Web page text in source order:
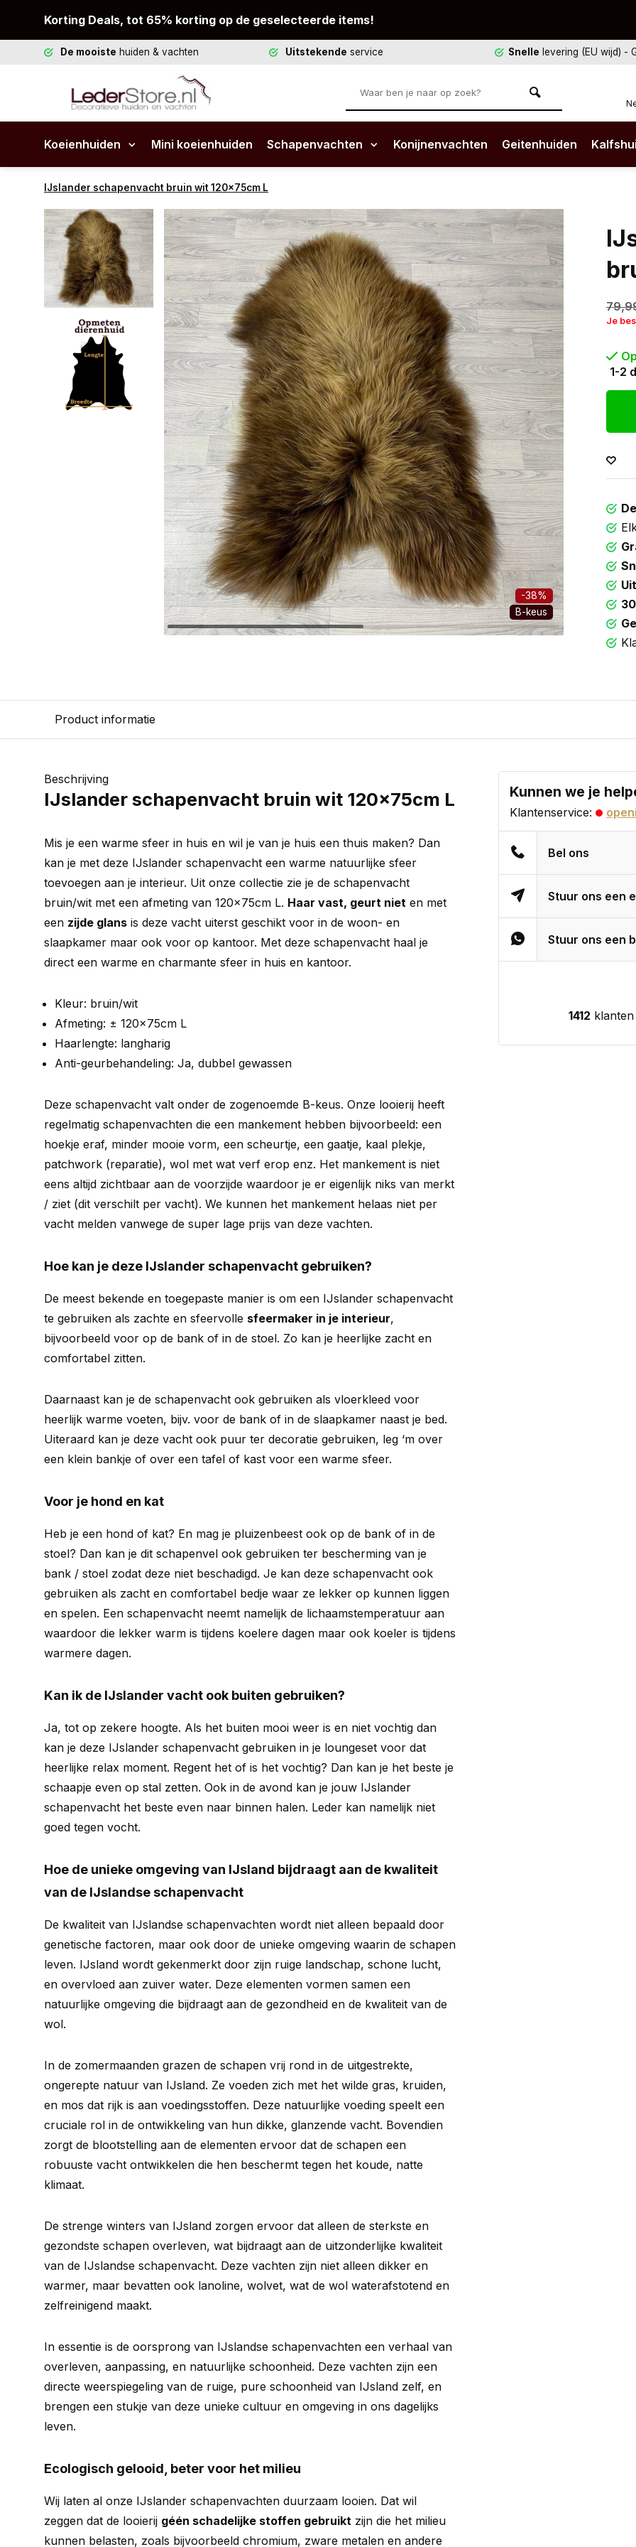
Korting Deals, tot 65% korting op de geselecteerde items!
De mooiste huiden & vachten Uitstekende service Snelle levering (EU wijd) -
Koeienhuiden Mini koeienhuiden Schapenvachten Konijnenvachten Geitenhuiden
IJslander schapenvacht bruin wit 120x75cm L
-38%
B-keus
Je
1-2
Product informatie
Beschrijving
IJslander schapenvacht bruin wit 120x75cm L
Mis je een warme sfeer in huis en wil je van je huis een thuis maken? Dan
kan je met deze IJslander schapenvacht een warme natuurlijke sfeer
toevoegen aan je interieur. Uit onze collectie zie je de schapenvacht
bruin/wit met een afmeting van 120x75cm L. Haar vast, geurt niet en met
een zijde glans is deze vacht uiterst geschikt voor in de woon- en
slaapkamer maar ook voor op kantoor. Met deze schapenvacht haal je
direct een warme en charmante sfeer in huis en kantoor.
Kleur: bruin/wit
Afmeting: ± 120x75cm L
Haarlengte: langharig
Anti-geurbehandeling: Ja, dubbel gewassen
Deze schapenvacht valt onder de zogenoemde B-keus. Onze looierij heeft
regelmatig schapenvachten die een mankement hebben bijvoorbeeld: een
hoekje eraf, minder mooie vorm, een scheurtje, een gaatje, kaal plekje,
patchwork (reparatie), wol met wat verf erop enz. Het mankement is niet
eens altijd zichtbaar aan de voorzijde waardoor je er eigenlijk niks van merkt
/ ziet (dit verschilt per vacht). We kunnen het mankement helaas niet per
vacht melden vanwege de super lage prijs van deze vachten.
Hoe kan je deze IJslander schapenvacht gebruiken?
De meest bekende en toegepaste manier is om een IJslander schapenvacht
te gebruiken als zachte en sfeervolle sfeermaker in je interieur,
bijvoorbeeld voor op de bank of in de stoel. Zo kan je heerlijke zacht en
comfortabel zitten.
Daarnaast kan je de schapenvacht ook gebruiken als vloerkleed voor
heerlijk warme voeten, bijv. voor de bank of in de slaapkamer naast je bed.
Uiteraard kan je deze vacht ook puur ter decoratie gebruiken, leg ‘m over
een klein bankje of over een tafel of kast voor een warme sfeer.
Voor je hond en kat
Heb je een hond of kat? En mag je pluizenbeest ook op de bank of in de
stoel? Dan kan je dit schapenvel ook gebruiken ter bescherming van je
bank / stoel zodat deze niet beschadigd. Je kan deze schapenvacht ook
gebruiken als zacht en comfortabel bedje waar ze lekker op kunnen liggen
en spelen. Een schapenvacht neemt namelijk de lichaamstemperatuur aan
waardoor die lekker warm is tijdens koelere dagen maar ook koeler is tijdens
warmere dagen.
Kan ik de IJslander vacht ook buiten gebruiken?
Ja, tot op zekere hoogte. Als het buiten mooi weer is en niet vochtig dan
kan je deze IJslander schapenvacht gebruiken in je loungeset voor dat
heerlijke relax moment. Regent het of is het vochtig? Dan kan je het beste je
schaapje even op stal zetten. Ook in de avond kan je jouw IJslander
schapenvacht het beste even naar binnen halen. Leder kan namelijk niet
goed tegen vocht.
Hoe de unieke omgeving van IJsland bijdraagt aan de kwaliteit
van de IJslandse schapenvacht
De kwaliteit van IJslandse schapenvachten wordt niet alleen bepaald door
genetische factoren, maar ook door de unieke omgeving waarin de schapen
leven. IJsland wordt gekenmerkt door zijn ruige landschap, schone lucht,
en overvloed aan zuiver water. Deze elementen vormen samen een
natuurlijke omgeving die bijdraagt aan de gezondheid en de kwaliteit van de
wol.
In de zomermaanden grazen de schapen vrij rond in de uitgestrekte,
ongerepte natuur van IJsland. Ze voeden zich met het wilde gras, kruiden,
en mos dat rijk is aan voedingsstoffen. Deze natuurlijke voeding speelt een
cruciale rol in de ontwikkeling van hun dikke, glanzende vacht. Bovendien
zorgt de blootstelling aan de elementen ervoor dat de schapen een
robuuste vacht ontwikkelen die hen beschermt tegen het koude, natte
klimaat.
De strenge winters van IJsland zorgen ervoor dat alleen de sterkste en
gezondste schapen overleven, wat bijdraagt aan de uitzonderlijke kwaliteit
van de IJslandse schapenvacht. Deze vachten zijn niet alleen dikker en
warmer, maar bevatten ook lanoline, wolvet, wat de wol waterafstotend en
zelfreinigend maakt.
In essentie is de oorsprong van IJslandse schapenvachten een verhaal van
overleven, aanpassing, en natuurlijke schoonheid. Deze vachten zijn een
directe weerspiegeling van de ruige, pure schoonheid van IJsland zelf, en
brengen een stukje van deze unieke cultuur en omgeving in ons dagelijks
leven.
Ecologisch gelooid, beter voor het milieu
Wij laten al onze IJslander schapenvachten duurzaam looien. Dat wil
zeggen dat de looierij géén schadelijke stoffen gebruikt zijn die het milieu
kunnen belasten, zoals bijvoorbeeld chromium, zware metalen en andere
Kunnen we je
Klantenservice:
Bel ons
Stuur ons een
Stuur ons een
1412